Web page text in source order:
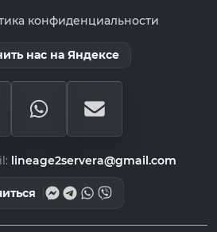
конфиденциальности
нас на Яндексе
lineage2servera@gmail.com